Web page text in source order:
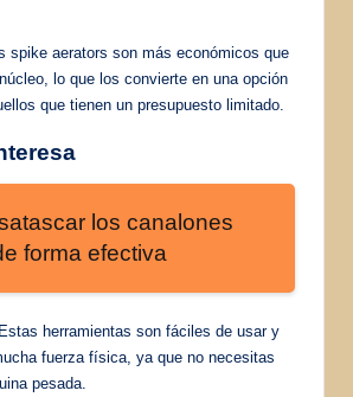
spike aerators son más económicos que
lo que los convierte en una opción
que tienen un presupuesto limitado.
los canalones
forma efectiva
Estas herramientas son fáciles de usar y
fuerza física, ya que no necesitas
pesada.